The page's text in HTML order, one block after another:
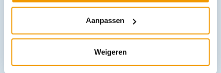
Aanpassen
Weigeren
222 excl. btw
In winkelwagen
Uitverkocht